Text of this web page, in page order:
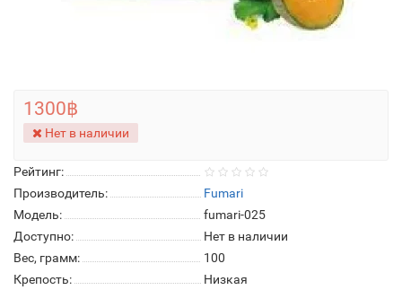
Рейтинг:
Производитель:
Fumari
Модель:
fumari-025
Доступно:
Нет в наличии
Вес, грамм:
100
Крепость:
Низкая
1300฿
Нет в наличии